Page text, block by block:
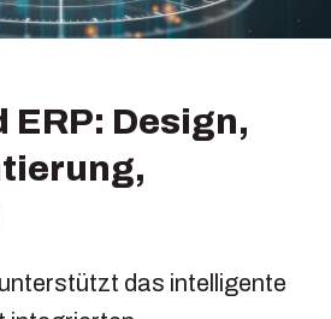
ERP: Design,
das intelligente